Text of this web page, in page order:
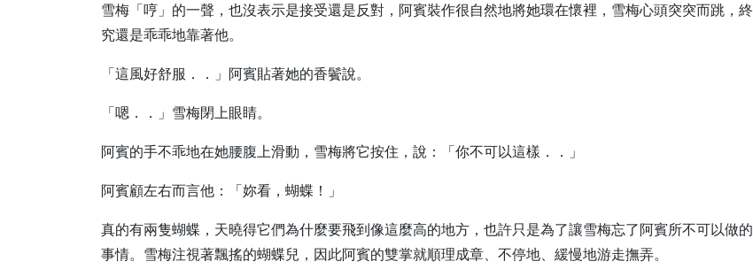
雪梅「哼」的一聲，也沒表示是接受還是反對，阿賓裝作很自然地將她環在懷裡，雪梅心頭突突而跳，終
究還是乖乖地靠著他。
「這風好舒服．．」阿賓貼著她的香鬢說。
「嗯．．」雪梅閉上眼睛。
阿賓的手不乖地在她腰腹上滑動，雪梅將它按住，說：「你不可以這樣．．」
阿賓顧左右而言他：「妳看，蝴蝶！」
真的有兩隻蝴蝶，天曉得它們為什麼要飛到像這麼高的地方，也許只是為了讓雪梅忘了阿賓所不可以做的
事情。雪梅注視著飄搖的蝴蝶兒，因此阿賓的雙掌就順理成章、不停地、緩慢地游走撫弄。